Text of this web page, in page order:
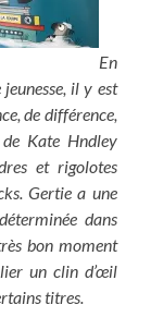
En
il y est
de différence,
Kate Hndley
et rigolotes
Gertie a une
dans
bon moment
un clin d’œil
titres.